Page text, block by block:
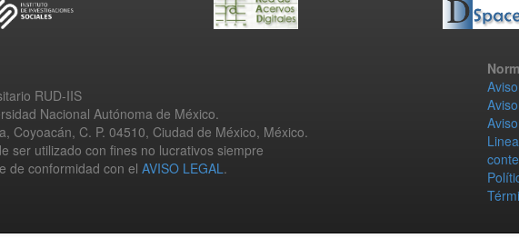
RUD-IIS
Nacional Autónoma de México.
Coyoacán, C. P. 04510, Ciudad de México, México.
ser utilizado con fines no lucrativos siempre
de conformidad con el AVISO LEGAL.